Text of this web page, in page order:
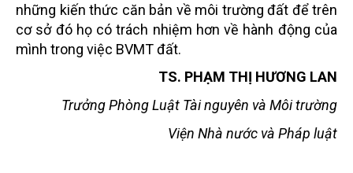
những kiến thức căn bản về môi trường đất để trên
cơ sở đó họ có trách nhiệm hơn về hành động của
mình trong việc BVMT đất.
TS. PHẠM THỊ HƯƠNG LAN
Trưởng Phòng Luật Tài nguyên và Môi trường
Viện Nhà nước và Pháp luật